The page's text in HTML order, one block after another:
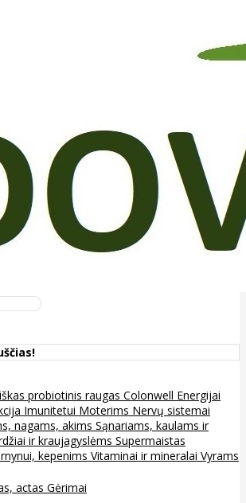
probiotinis raugas Colonwell Energijai
Imunitetui Moterims Nervų sistemai
nagams, akims Sąnariams, kaulams ir
ir kraujagyslėms Supermaistas
kepenims Vitaminai ir mineralai Vyrams
actas Gėrimai